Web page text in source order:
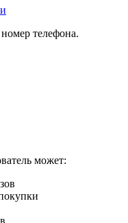
телефона.
может: